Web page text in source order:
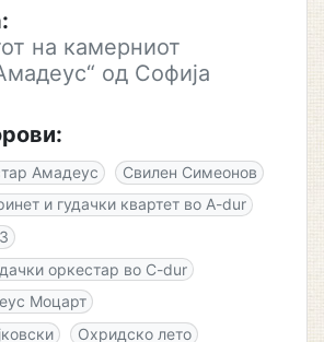
на камерниот
од Софија
Амадеус
Свилен Симеонов
и гудачки квартет во A-dur
оркестар во C-dur
Моцарт
Охридско лето